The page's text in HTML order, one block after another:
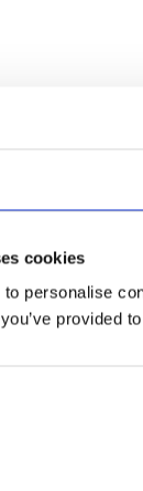
cookies
personalise
provided